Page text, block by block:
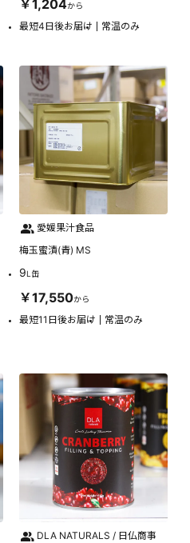
￥1,204から
最短4日後お届け 常温のみ
愛媛果汁食品
梅玉蜜漬(青) MS
9L缶
￥17,550から
最短11日後お届け 常温のみ
DLA NATURALS / 日仏商事